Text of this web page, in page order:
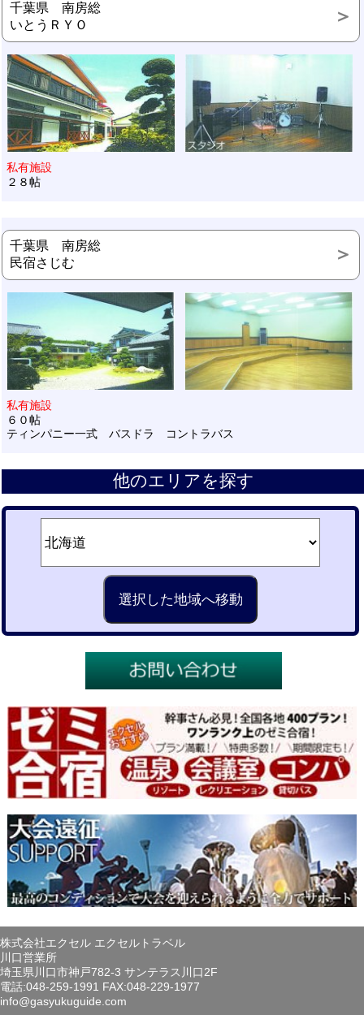
千葉県 南房総
いとうＲＹＯ
私有施設
２８帖
千葉県 南房総
民宿さじむ
私有施設
６０帖
ティンパニー一式 バスドラ コントラバス
他のエリアを探す
株式会社エクセル エクセルトラベル
川口営業所
埼玉県川口市神戸782-3 サンテラス川口2F
電話:048-259-1991 FAX:048-229-1977
info@gasyukuguide.com